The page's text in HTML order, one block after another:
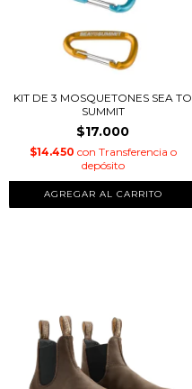
KIT DE 3 MOSQUETONES SEA TO
SUMMIT
$17.000
$14.450 con Transferencia o
depósito